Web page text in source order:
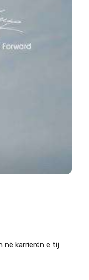
në karrierën e tij